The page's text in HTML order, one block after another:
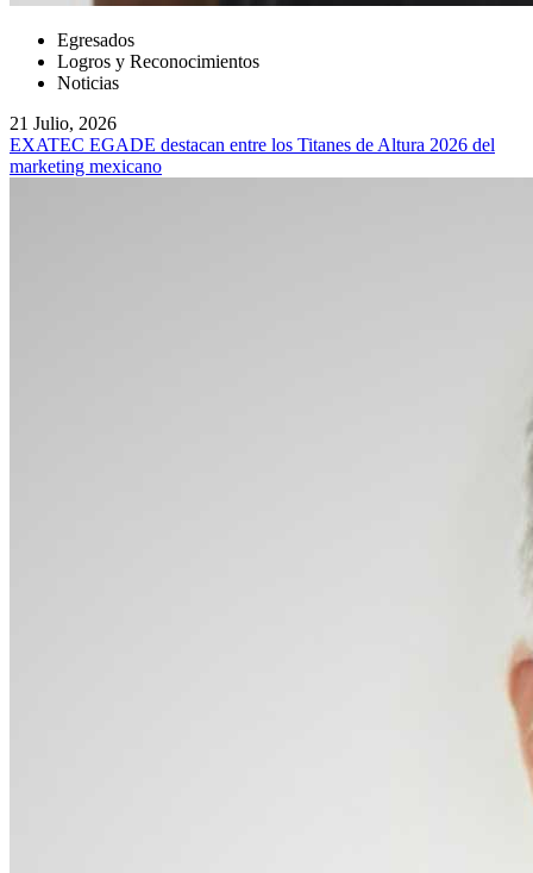
Egresados
Logros y Reconocimientos
Noticias
21 Julio, 2026
EXATEC EGADE destacan entre los Titanes de Altura 2026 del
marketing mexicano